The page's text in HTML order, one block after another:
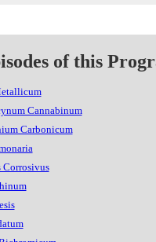
of this
Cannabinum
Carbonicum
Corrosivus